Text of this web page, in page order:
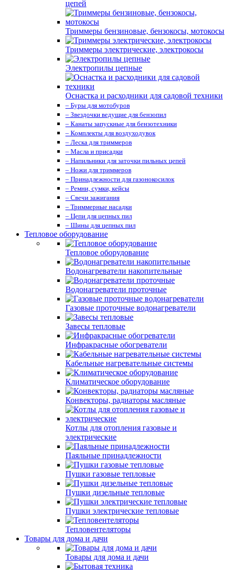
цепей
Триммеры бензиновые, бензокосы, мотокосы
Триммеры электрические, электрокосы
Электропилы цепные
Оснастка и расходники для садовой техники
– Буры для мотобуров
– Звездочки ведущие для бензопил
– Канаты запускные для бензотехники
– Комплекты для воздуходувок
– Леска для триммеров
– Масла и присадки
– Напильники для заточки пильных цепей
– Ножи для триммеров
– Принадлежности для газонокосилок
– Ремни, сумки, кейсы
– Свечи зажигания
– Триммерные насадки
– Цепи для цепных пил
– Шины для цепных пил
Тепловое оборудование
Тепловое оборудование
Водонагреватели накопительные
Водонагреватели проточные
Газовые проточные водонагреватели
Завесы тепловые
Инфракрасные обогреватели
Кабельные нагревательные системы
Климатическое оборудование
Конвекторы, радиаторы масляные
Котлы для отопления газовые и
электрические
Паяльные принадлежности
Пушки газовые тепловые
Пушки дизельные тепловые
Пушки электрические тепловые
Тепловентеляторы
Товары для дома и дачи
Товары для дома и дачи